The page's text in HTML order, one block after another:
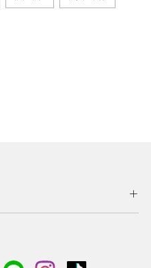
カ・カナダ・中南米